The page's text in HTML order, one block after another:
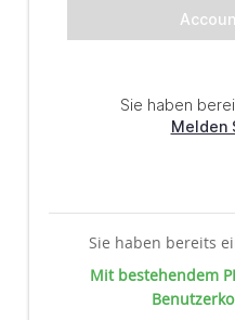
Sie haben bereits
Mit bestehendem